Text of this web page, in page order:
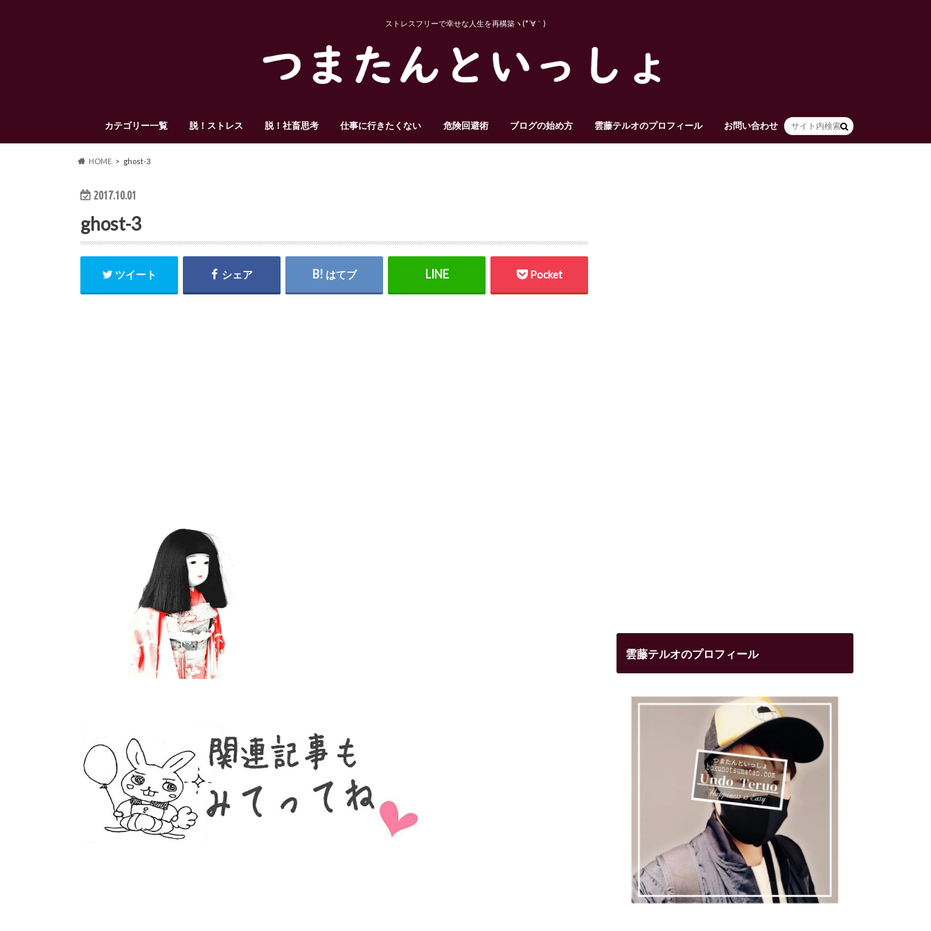
ストレスフリーで幸せな人生を再構築ヽ(*´∀｀)
カテゴリー一覧 脱！ストレス 脱！社畜思考 仕事に行きたくない 危険回避術 ブログの始め方 雲藤テルオのプロフィール お問い合わせ HOME
HOME ghost-3
2017.10.01
ghost-3
ツイート シェア はてブ Pocket
雲藤テルオのプロフィール